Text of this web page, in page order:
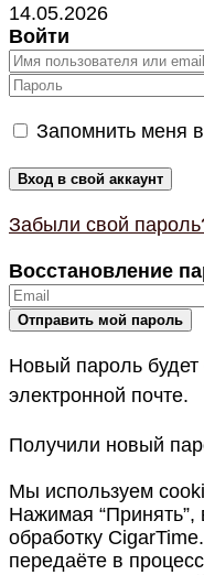
14.05.2026
Войти
Запомнить меня
Забыли свой
Восстановление
Новый пароль
электронной почте.
Получили новый
Мы используем
Нажимая “Принять”,
обработку
передаёте в